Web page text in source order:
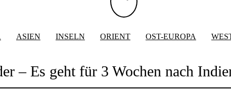
ASIEN INSELN ORIENT OST-EUROPA
– Es geht für 3 Wochen nach